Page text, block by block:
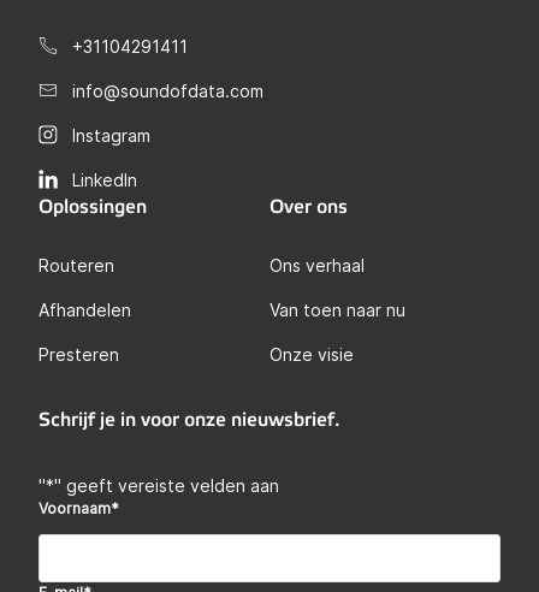
+31104291411
info@soundofdata.com
Instagram
LinkedIn
Oplossingen
Routeren
Afhandelen
Presteren
Over ons
Ons verhaal
Van toen naar nu
Onze visie
Schrijf je in voor onze nieuwsbrief.
"*" geeft vereiste velden aan
Voornaam*